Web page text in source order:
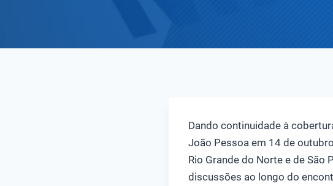
Dando continuidade à
João Pessoa em 14 de
Rio Grande do Norte e de
discussões ao longo do